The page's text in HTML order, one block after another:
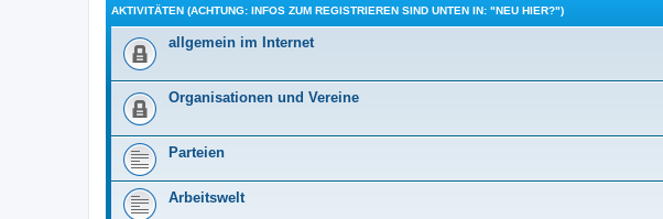
AKTIVITÄTEN (ACHTUNG: INFOS ZUM REGISTRIEREN SIND UNTEN IN: "NEU HIER?")
allgemein im Internet
Organisationen und Vereine
Parteien
Arbeitswelt